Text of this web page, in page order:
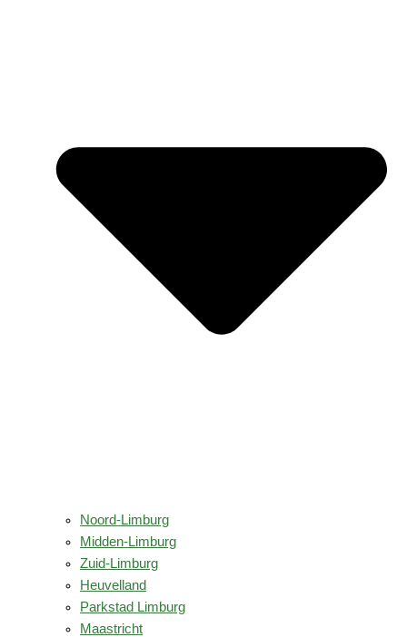
Noord-Limburg
Midden-Limburg
Zuid-Limburg
Heuvelland
Parkstad Limburg
Maastricht